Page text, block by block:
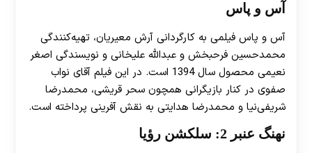
آس و پاس
آس و پاس فیلمی به کارگردانی آرش معیریان، تهیه‌کنندگی
محمدحسین فرحبخش و عبدالله علیخانی و نویسندگی اصغر
نعیمی محصول سال 1394 است. در این فیلم آقای نواب
صفوی در کنار بازیگرانی همچون سحر قریشی، محمدرضا
شریفی‌نیا و محمدرضا هدایتی به نقش آفرینی پرداخته است.
نهنگ عنبر 2: سلکشن رؤیا